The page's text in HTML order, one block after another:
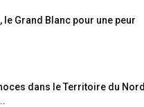
le Grand Blanc pour une peur
dans le Territoire du Nord